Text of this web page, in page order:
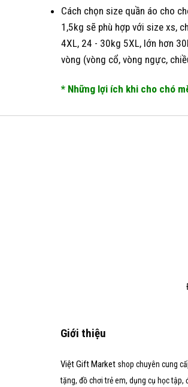
Cách chọn size quần áo cho
1,5kg sẽ phù hợp với size xs,
4XL, 24 - 30kg 5XL, lớn hơn
vòng (vòng cổ, vòng ngực,
* Những lợi ích khi cho chó
Giới thiệu
Việt Gift Marketshop chuyên cung
tặng, đồ chơi trẻ em, dụng cụ học tập,